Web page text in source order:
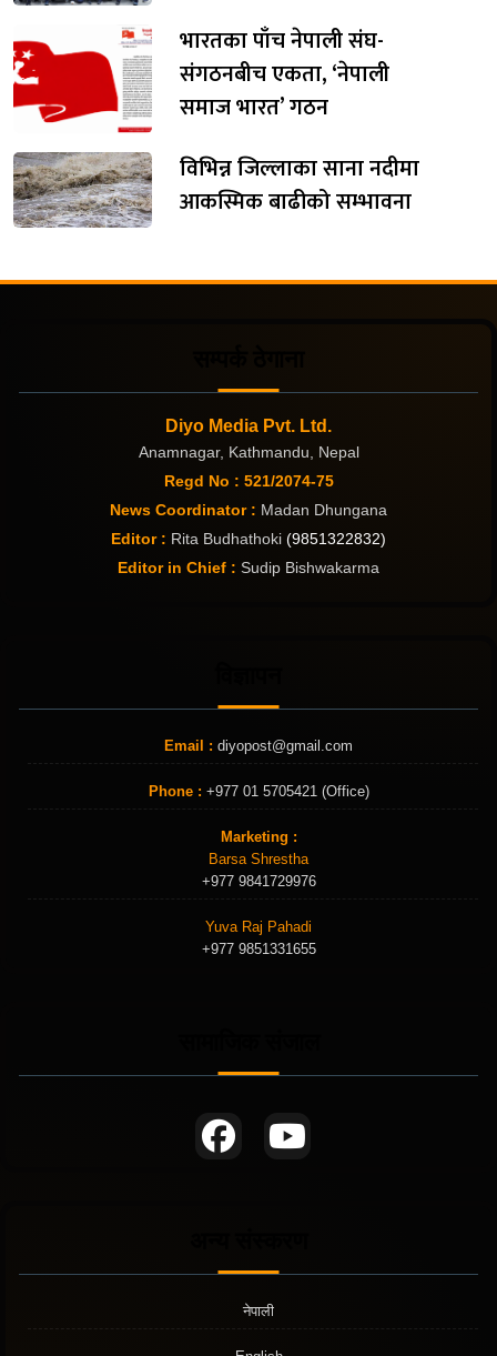
भारतका पाँच नेपाली संघ-
संगठनबीच एकता, ‘नेपाली
समाज भारत’ गठन
विभिन्न जिल्लाका साना नदीमा
आकस्मिक बाढीको सम्भावना
Diyo Media Pvt. Ltd.
Anamnagar, Kathmandu, Nepal
Regd No : 521/2074-75
News Coordinator : Madan Dhungana
Editor : Rita Budhathoki (9851322832)
Editor in Chief : Sudip Bishwakarma
Email : diyopost@gmail.com
Phone : +977 01 5705421 (Office)
Marketing :
Barsa Shrestha
+977 9841729976
Yuva Raj Pahadi
+977 9851331655
नेपाली